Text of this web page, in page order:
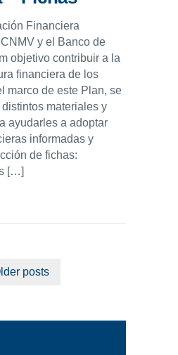
Financiera
y el Banco de
objetivo contribuir a la
financiera de los
marco de este Plan, se
materiales y
ayudarles a adoptar
informadas y
de fichas:
[…]
posts